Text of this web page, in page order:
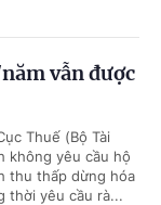
vẫn được
Thuế (Bộ Tài
không yêu cầu hộ
thu thấp dừng hóa
thời yêu cầu rà...